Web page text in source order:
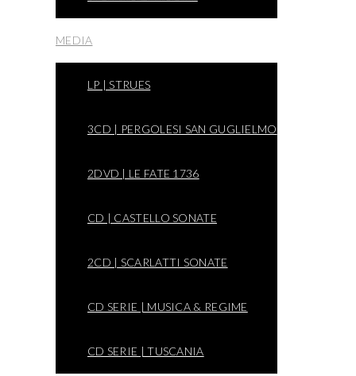
MEDIA
LP | STRUES
3CD | PERGOLESI SAN GUGLIELMO
2DVD | LE FATE 1736
CD | CASTELLO SONATE
2CD | SCARLATTI SONATE
CD SERIE | MUSICA & REGIME
CD SERIE | TUSCANIA